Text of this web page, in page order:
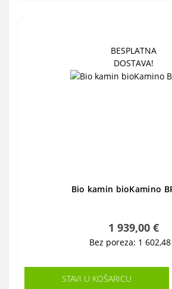
BESPLATNA
DOSTAVA!
Bio kamin bioKamino
1 939,00 €
Bez poreza: 1
STAVI U KOŠARICU